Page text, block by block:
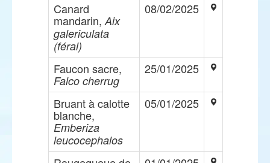
Canard
mandarin, Aix
galericulata
(féral)
08/02/2025
Faucon sacre,
Falco cherrug
25/01/2025
Bruant à calotte
blanche,
Emberiza
leucocephalos
05/01/2025